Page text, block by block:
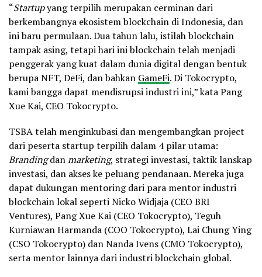
“Startupyang terpilih merupakan cerminan dari
berkembangnya ekosistem blockchain di Indonesia, dan
ini baru permulaan. Dua tahun lalu, istilah blockchain
tampak asing, tetapi hari ini blockchain telah menjadi
penggerak yang kuat dalam dunia digital dengan bentuk
berupa NFT, DeFi, dan bahkan GameFi. Di Tokocrypto,
kami bangga dapat mendisrupsi industri ini,” kata Pang
Xue Kai, CEO Tokocrypto.
TSBA telah menginkubasi dan mengembangkan project
dari peserta startup terpilih dalam 4 pilar utama:
Brandingdanmarketing, strategi investasi, taktik lanskap
investasi, dan akses ke peluang pendanaan. Mereka juga
dapat dukungan mentoring dari para mentor industri
blockchain lokal seperti Nicko Widjaja (CEO BRI
Ventures), Pang Xue Kai (CEO Tokocrypto), Teguh
Kurniawan Harmanda (COO Tokocrypto), Lai Chung Ying
(CSO Tokocrypto) dan Nanda Ivens (CMO Tokocrypto),
serta mentor lainnya dari industri blockchain global.